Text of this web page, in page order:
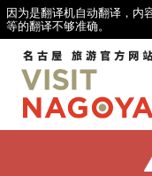
因为是翻译机自动翻译，内
等的翻译不够准确。